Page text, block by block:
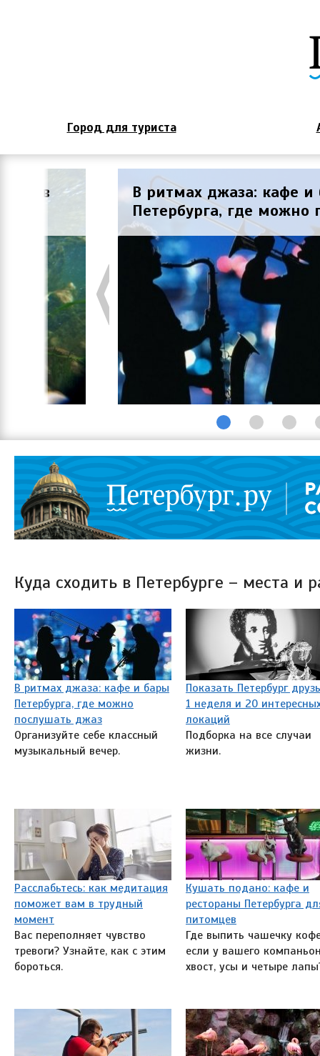
Город для туриста
Показать Петербург
20 интересных
Куда сходить в Петербурге – места и
В ритмах джаза: кафе и бары
Петербурга, где можно
послушать джаз
Организуйте себе классный
музыкальный вечер.
Показать Петербург
1 неделя и 20
локаций
Подборка на все случаи
жизни.
Расслабьтесь: как медитация
поможет вам в трудный
момент
Вас переполняет чувство
тревоги? Узнайте, как с этим
бороться.
Кушать подано: кафе и
рестораны Петербурга
питомцев
Где выпить чашечку
если у вашего
хвост, усы и четыре